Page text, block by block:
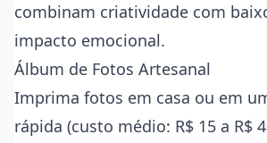
combinam criatividade com
impacto emocional.
Álbum de Fotos Artesanal
Imprima fotos em casa ou em
rápida (custo médio: R$ 15 a R$